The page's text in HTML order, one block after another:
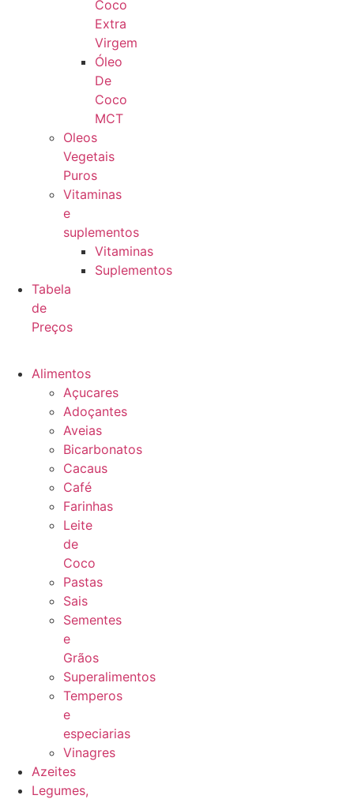
Coco
Extra
Virgem
Óleo
De
Coco
MCT
Oleos
Vegetais
Puros
Vitaminas
e
suplementos
Vitaminas
Suplementos
Tabela
de
Preços
Alimentos
Açucares
Adoçantes
Aveias
Bicarbonatos
Cacaus
Café
Farinhas
Leite
de
Coco
Pastas
Sais
Sementes
e
Grãos
Superalimentos
Temperos
e
especiarias
Vinagres
Azeites
Legumes,